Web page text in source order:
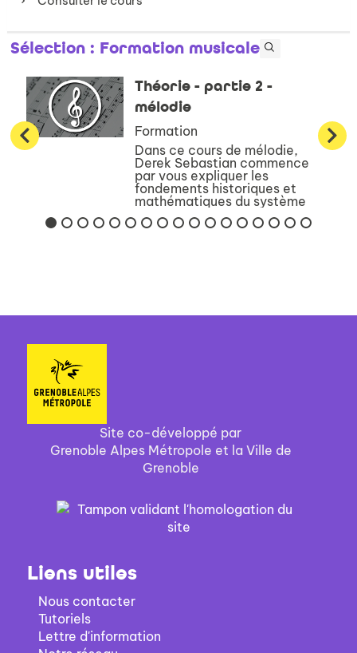
Sélection : Formation musicale
Théorie - partie 2 -
mélodie
Formation
Dans ce cours de mélodie,
Derek Sebastian commence
par vous expliquer les
fondements historiques et
mathématiques du système
mélodique occidental. Il vous
présente ensuite l’ensemble
Site co-développé par
Grenoble Alpes Métropole et la Ville de
Grenoble
Liens utiles
Nous contacter
Tutoriels
Lettre d'information